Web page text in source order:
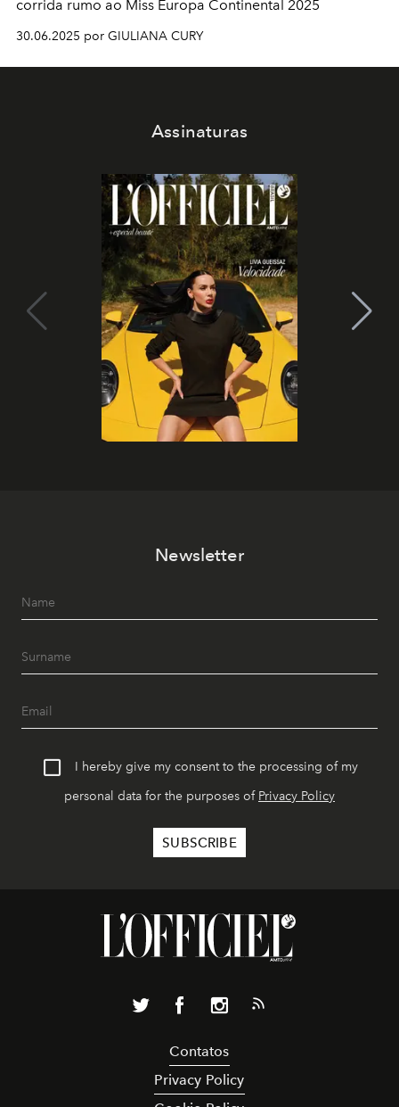
corrida rumo ao Miss Europa Continental 2025
30.06.2025 por GIULIANA CURY
Assinaturas
Newsletter
I hereby give my consent to the processing of my
personal data for the purposes of Privacy Policy
Contatos
Privacy Policy